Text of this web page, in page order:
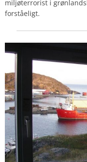
miljøterrorist i
forståeligt.